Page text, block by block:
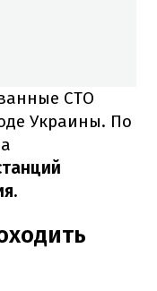
СТО
Украины. По